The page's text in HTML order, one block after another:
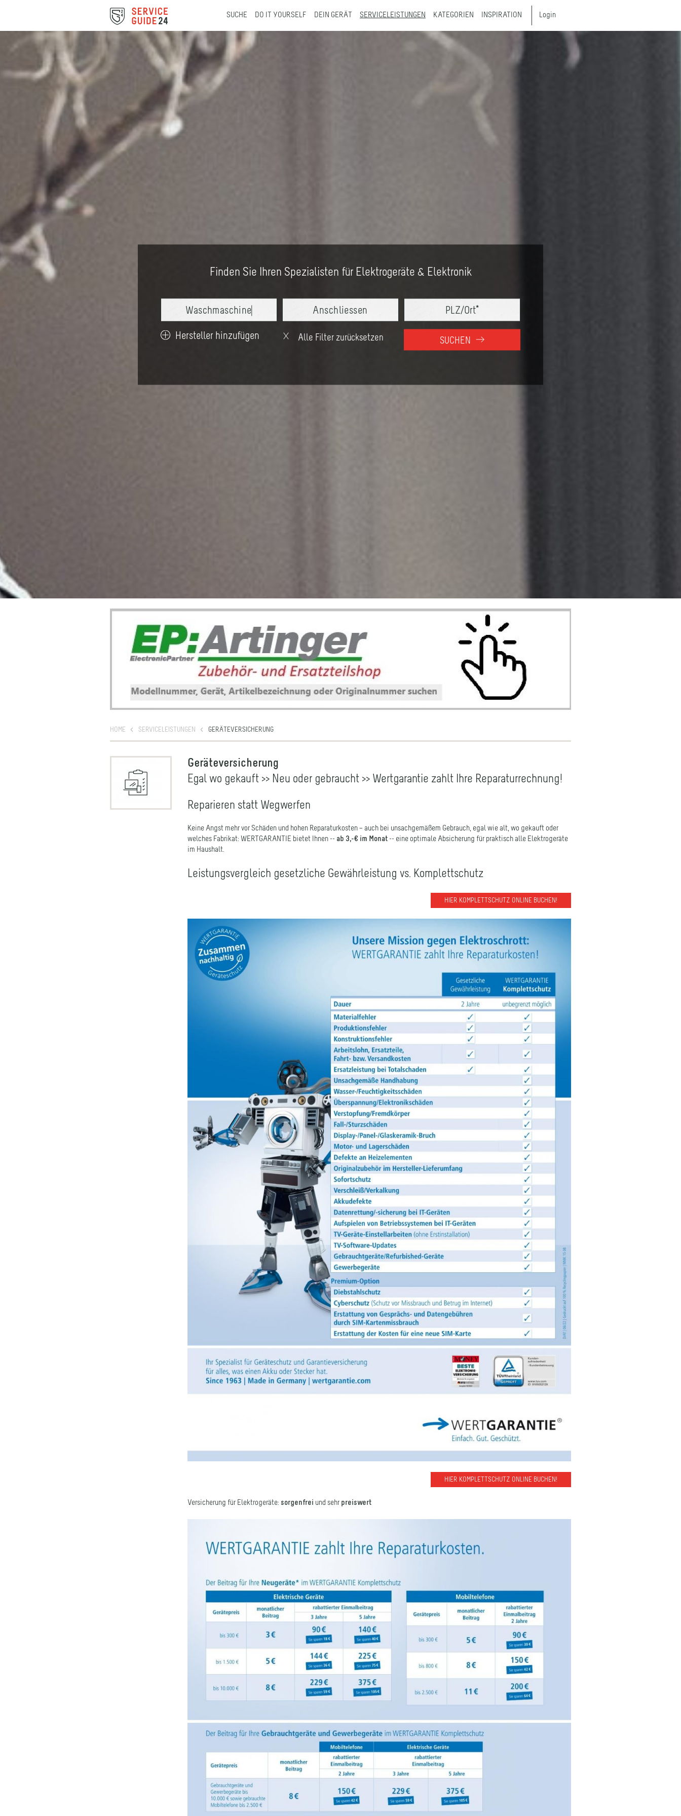
SUCHE DO IT YOURSELF DEIN GERÄT SERVICELEISTUNGEN KATEGORIEN INSPIRATION Login
Finden Sie Ihren Spezialisten für Elektrogeräte & Elektronik
Fernsehen
Hersteller hinzufügen Alle Filter zurücksetzen SUCHEN
SERVICELEISTUNGEN GERÄTEVERSICHERUNG
Geräteversicherung
Egal wo gekauft >> Neu oder gebraucht >> Wertgarantie zahlt Ihre Reparaturrechnung!
Reparieren statt Wegwerfen
welches Fabrikat: WERTGARANTIE bietet Ihnen --
im Haushalt.
Leistungsvergleich gesetzliche Gewährleistung vs. Komplettschutz
HIER KOMPLETTSCHUTZ ONLINE BUCHEN!
Versicherung für Elektrogeräte:sorgenfreiund sehrpreiswert